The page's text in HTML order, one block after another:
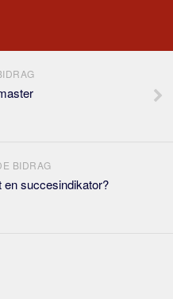
BIDRAG
en succesindikator?